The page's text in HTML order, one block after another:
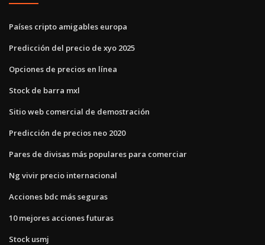
Países cripto amigables europa
Predicción del precio de xyo 2025
Opciones de precios en línea
Stock de barra mxl
Sitio web comercial de demostración
Predicción de precios neo 2020
Pares de divisas más populares para comerciar
Ng vivir precio internacional
Acciones bdc más seguras
10 mejores acciones futuras
Stock usmj